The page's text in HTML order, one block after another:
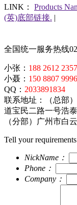
LINK： Products
(英)底部链接. |
全国统一服务热线
小张： 188 2612 2357
小聂： 150 8807 9996
QQ： 2033891834
联系地址：（总部
道宝民二路一号浩
（分部）广州市白
Tell your
NickName：
Phone：
Company：